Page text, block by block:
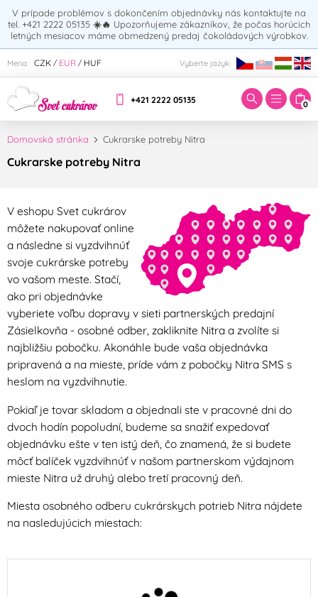
V prípade problémov s dokončením objednávky nás kontaktujte na
tel. +421 2222 05135 ☀️🔥 Upozorňujeme zákazníkov, že počas horúcich
letných mesiacov máme obmedzený predaj čokoládových výrobkov.
Mena: CZK / EUR / HUF Vyberte jazyk:
+421 2222 05135 0
Zadajte hľadaný výraz:
Domovská stránka Cukrarske potreby Nitra
Cukrarske potreby Nitra
V eshopu Svet cukrárov
môžete nakupovať online
a následne si vyzdvihnúť
svoje cukrárske potreby
vo vašom meste. Stačí,
ako pri objednávke
vyberiete voľbu dopravy v sieti partnerských predajní
Zásielkovňa - osobné odber, zakliknite Nitra a zvolíte si
najbližšiu pobočku. Akonáhle bude vaša objednávka
pripravená a na mieste, príde vám z pobočky Nitra SMS s
heslom na vyzdvihnutie.
Pokiaľ je tovar skladom a objednali ste v pracovné dni do
dvoch hodín popoludní, budeme sa snažiť expedovať
objednávku ešte v ten istý deň, čo znamená, že si budete
môcť balíček vyzdvihnúť v našom partnerskom výdajnom
mieste Nitra už druhý alebo tretí pracovný deň.
Miesta osobného odberu cukrárskych potrieb Nitra nájdete
na nasledujúcich miestach: